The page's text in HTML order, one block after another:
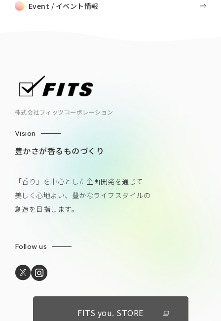
Event / イベント情報
株式会社フィッツコーポレーション
Vision
豊かさが香るものづくり
「香り」を中心とした企画開発を通じて
美しく心地よい、豊かなライフスタイルの
創造を目指します。
Follow us
FITS you. STORE